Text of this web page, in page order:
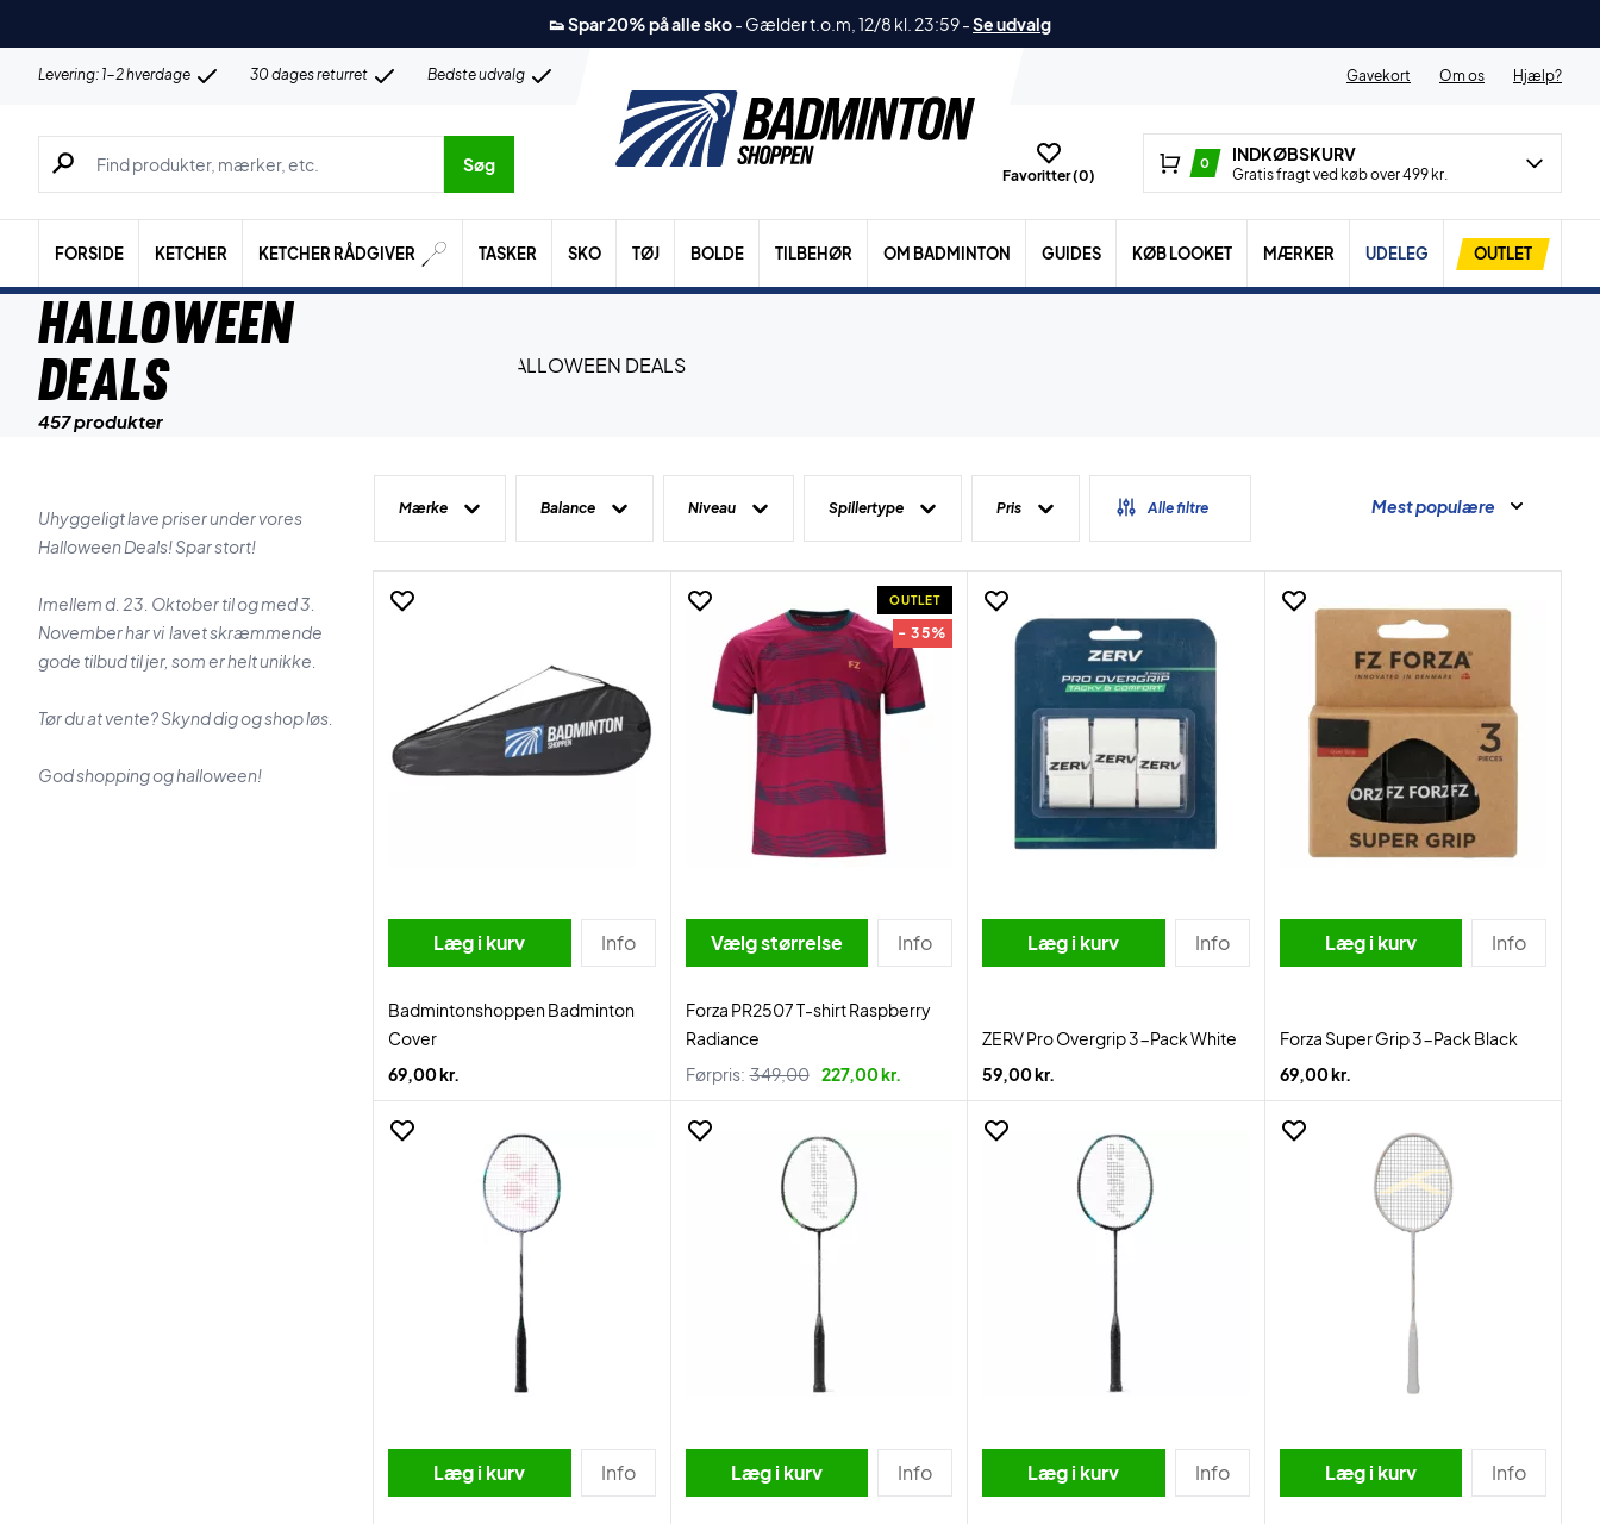
👟 Spar 20% på alle sko- Gælder t.o.m, 12/8 kl. 23:59-Se udvalg
Levering: 1-2 hverdage 30 dages returret Bedste udvalg Gavekort Om os Hjælp?
Søg efter produkter, mærker etc.
Søg
Favoritter (0)
0 INDKØBSKURV
Gratis fragt ved køb over 499 kr.
FORSIDE KETCHER KETCHER RÅDGIVER TASKER SKO TØJ BOLDE TILBEHØR OM BADMINTON GUIDES KØB LOOKET MÆRKER UDELEG OUTLET
HALLOWEEN
DEALS
457 produkter
Uhyggeligt lave priser under vores
Halloween Deals! Spar stort!
Imellem d. 23. Oktober til og med 3.
November har vi lavet skræmmende
gode tilbud til jer, som er helt unikke.
Tør du at vente? Skynd dig og shop løs.
God shopping og halloween!
Mærke Balance Niveau Spillertype Pris Alle filtre Mest populære
Læg i kurv Info
Badmintonshoppen Badminton
Cover
69,00 kr.
OUTLET
- 35%
Vælg størrelse Info
Forza PR2507 T-shirt Raspberry
Radiance
Førpris: 349,00 227,00 kr.
Læg i kurv Info
ZERV Pro Overgrip 3-Pack White
59,00 kr.
Læg i kurv Info
Forza Super Grip 3-Pack Black
69,00 kr.
Læg i kurv Info Læg i kurv Info Læg i kurv Info Læg i kurv Info